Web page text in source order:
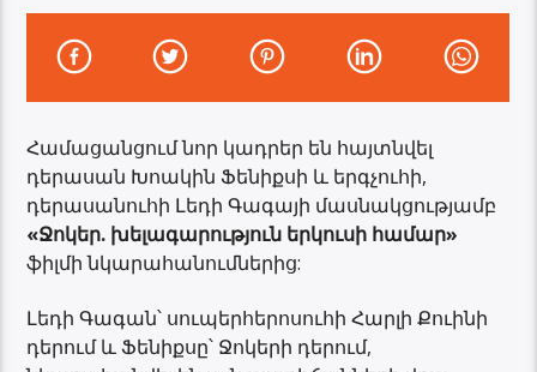
Համացանցում նոր կադրեր են հայտնվել
դերասան Խոակին Ֆենիքսի և երգչուհի,
դերասանուհի Լեդի Գագայի մասնակցությամբ
«Ջոկեր. խելագարություն երկուսի համար»
ֆիլմի նկարահանումներից:
Լեդի Գագան՝ սուպերհերոսուհի Հարլի Քուինի
դերում և Ֆենիքսը՝ Ջոկերի դերում,